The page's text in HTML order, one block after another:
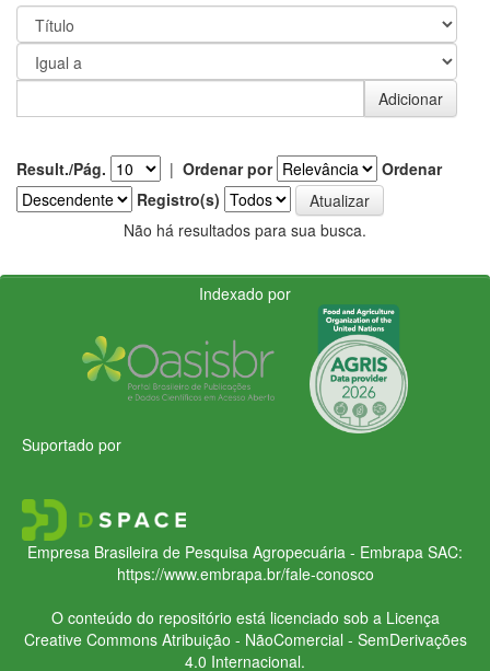
Result./Pág. | Ordenar por
Ordenar
Registro(s)
Não há resultados para sua busca.
Indexado por
Suportado por
Empresa Brasileira de Pesquisa Agropecuária - Embrapa SAC:
https://www.embrapa.br/fale-conosco
O conteúdo do repositório está licenciado sob a Licença
Creative CommonsAtribuição - NãoComercial - SemDerivações
4.0 Internacional.